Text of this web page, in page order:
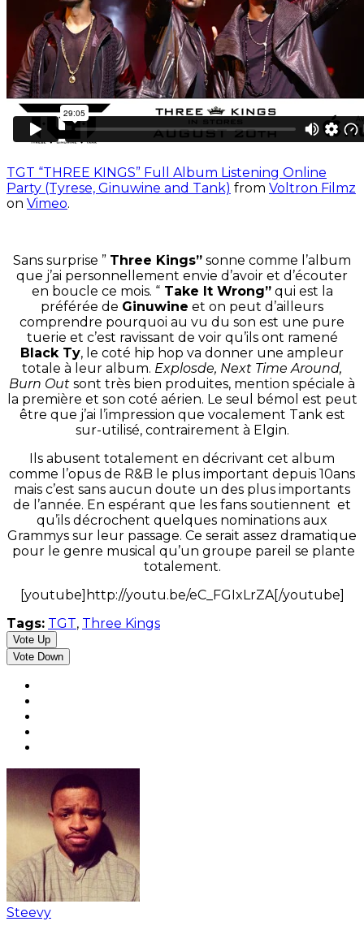
TGT “THREE KINGS” Full Album Listening Online
Party (Tyrese, Ginuwine and Tank) from Voltron Filmz
on Vimeo.
Sans surprise ” Three Kings” sonne comme l’album
que j’ai personnellement envie d’avoir et d’écouter
en boucle ce mois. “Take It Wrong”qui est la
préférée de Ginuwine et on peut d’ailleurs
comprendre pourquoi au vu du son est une pure
tuerie et c’est ravissant de voir qu’ils ont ramené
Black Ty, le coté hip hop va donner une ampleur
totale à leur album. Explosde, Next Time Around,
Burn Out sont très bien produites, mention spéciale à
la première et son coté aérien. Le seul bémol est peut
être que j’ai l’impression que vocalement Tank est
sur-utilisé, contrairement à Elgin.
Ils abusent totalement en décrivant cet album
comme l’opus de R&B le plus important depuis 10ans
mais c’est sans aucun doute un des plus importants
de l’année. En espérant que les fans soutiennent et
qu’ils décrochent quelques nominations aux
Grammys sur leur passage. Ce serait assez dramatique
pour le genre musical qu’un groupe pareil se plante
totalement.
[youtube]http://youtu.be/eC_FGIxLrZA[/youtube]
Tags: TGT, Three Kings
Vote Up
Vote Down
Steevy